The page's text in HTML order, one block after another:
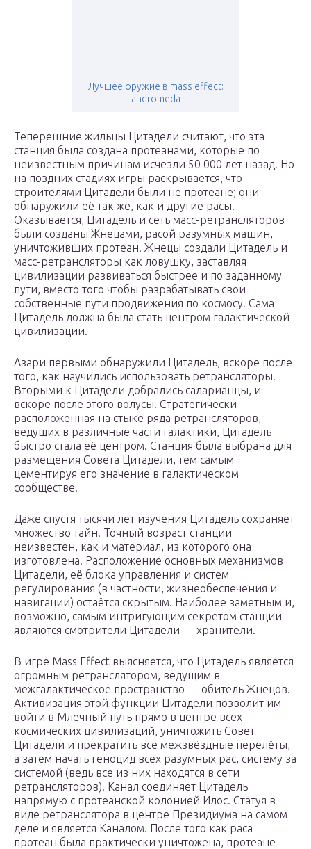
Лучшее оружие в mass effect:
andromeda
Теперешние жильцы Цитадели считают, что эта
станция была создана протеанами, которые по
неизвестным причинам исчезли 50 000 лет назад. Но
на поздних стадиях игры раскрывается, что
строителями Цитадели были не протеане; они
обнаружили её так же, как и другие расы.
Оказывается, Цитадель и сеть масс-ретрансляторов
были созданы Жнецами, расой разумных машин,
уничтоживших протеан. Жнецы создали Цитадель и
масс-ретрансляторы как ловушку, заставляя
цивилизации развиваться быстрее и по заданному
пути, вместо того чтобы разрабатывать свои
собственные пути продвижения по космосу. Сама
Цитадель должна была стать центром галактической
цивилизации.
Азари первыми обнаружили Цитадель, вскоре после
того, как научились использовать ретрансляторы.
Вторыми к Цитадели добрались саларианцы, и
вскоре после этого волусы. Стратегически
расположенная на стыке ряда ретрансляторов,
ведущих в различные части галактики, Цитадель
быстро стала её центром. Станция была выбрана для
размещения Совета Цитадели, тем самым
цементируя его значение в галактическом
сообществе.
Даже спустя тысячи лет изучения Цитадель сохраняет
множество тайн. Точный возраст станции
неизвестен, как и материал, из которого она
изготовлена. Расположение основных механизмов
Цитадели, её блока управления и систем
регулирования (в частности, жизнеобеспечения и
навигации) остаётся скрытым. Наиболее заметным и,
возможно, самым интригующим секретом станции
являются смотрители Цитадели — хранители.
В игре Mass Effect выясняется, что Цитадель является
огромным ретранслятором, ведущим в
межгалактическое пространство — обитель Жнецов.
Активизация этой функции Цитадели позволит им
войти в Млечный путь прямо в центре всех
космических цивилизаций, уничтожить Совет
Цитадели и прекратить все межзвёздные перелёты,
а затем начать геноцид всех разумных рас, систему за
системой (ведь все из них находятся в сети
ретрансляторов). Канал соединяет Цитадель
напрямую с протеанской колонией Илос. Статуя в
виде ретранслятора в центре Президиума на самом
деле и является Каналом. После того как раса
протеан была практически уничтожена, протеане